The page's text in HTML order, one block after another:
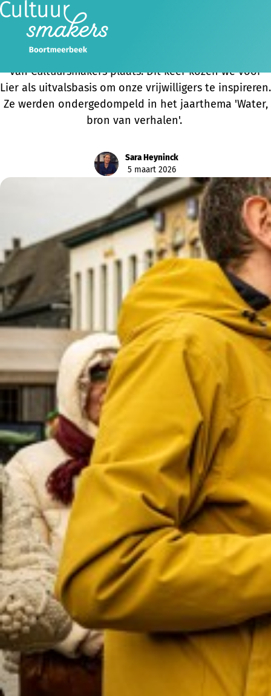
Vrijwilligers Cultuursmakers kregen inspiratiebad in
Afgelopen zondag vond de jaarlijkse Planningsdag
van Cultuursmakers plaats. Dit keer kozen we voor
Lier als uitvalsbasis om onze vrijwilligers te inspireren.
Ze werden ondergedompeld in het jaarthema 'Water,
bron van verhalen'.
Sara Heyninck
5 maart 2026